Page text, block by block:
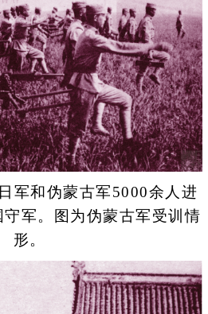
和伪蒙古军5000余人进
军。图为伪蒙古军受训情
形。